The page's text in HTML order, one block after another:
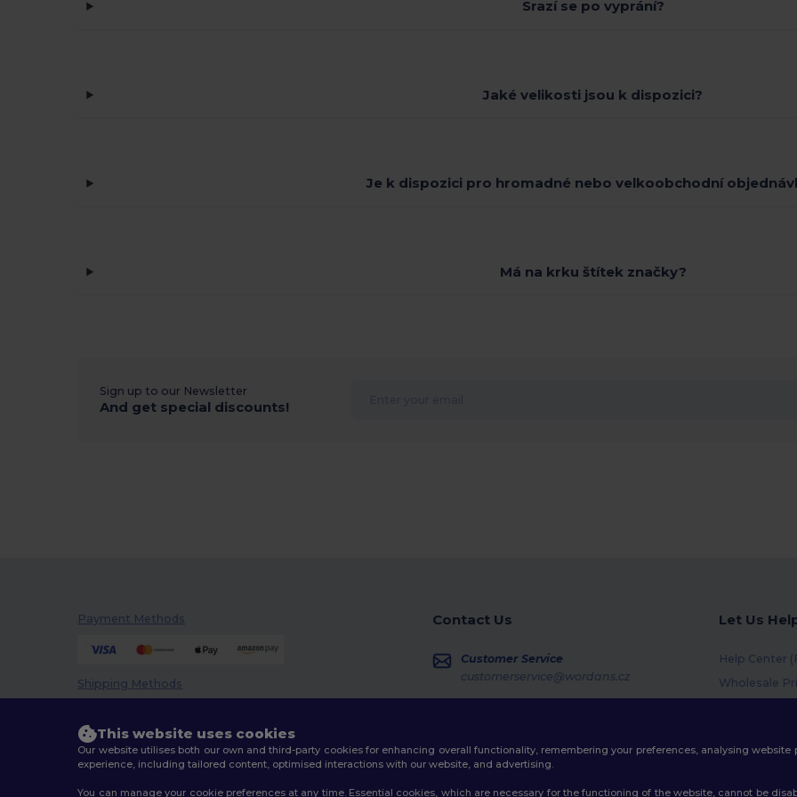
Srazí se po vyprání?
Jaké velikosti jsou k dispozici?
Je k dispozici pro hromadné nebo velkoobchodní
Má na krku štítek značky?
Sign up to our Newsletter
And get special discounts!
Payment Methods
Shipping Methods
Contact Us
Customer Service
customerservice@wordans.cz
Order Tracking
Let Us
Help Center
Wholesale
Coupon
This website uses cookies
Our website utilises both our own and third-party cookies for enhancing overall functionality, remembering your preferences, analysing
experience, including tailored content, optimised interactions with our website, and advertising.
You can manage your cookie preferences at any time. Essential cookies, which are necessary for the functioning of the website, cannot be